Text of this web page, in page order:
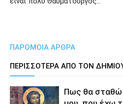
ΠΑΡΟΜΟΙΑ ΑΡΘΡΑ
ΠΕΡΙΣΣΟΤΕΡΑ ΑΠΟ ΤΟΝ
Πως θα σταθώ